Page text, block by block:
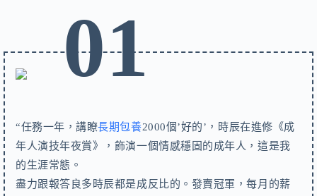
01
“任務一年，講瞭長期包養2000個’好的’，時辰在進修《成
年人演技年夜賞》，飾演一個情感穩固的成年人，這是我
的生涯常態。
盡力跟報答良多時辰都是成反比的。發賣冠軍，每月的薪